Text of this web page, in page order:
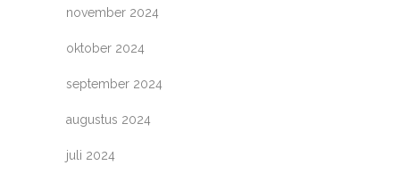
november 2024
oktober 2024
september 2024
augustus 2024
juli 2024